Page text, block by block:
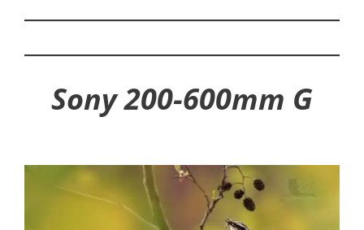
Sony 200-600mm G